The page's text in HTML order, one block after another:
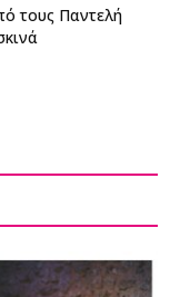
τους Παντελή